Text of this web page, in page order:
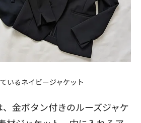
いるネイビージャケット
金ボタン付きのルーズジャケ